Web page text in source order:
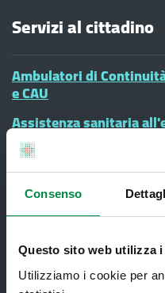
Consenso
Questo sito web utilizza
Utilizziamo i cookie per
Servizi al cittadino
Ambulatori di
e CAU
Assistenza sanitaria
Assistenza sanitaria
Consultorio Familiare
Direzione Assistenza
Lauree Professioni
Medici e Pediatri di